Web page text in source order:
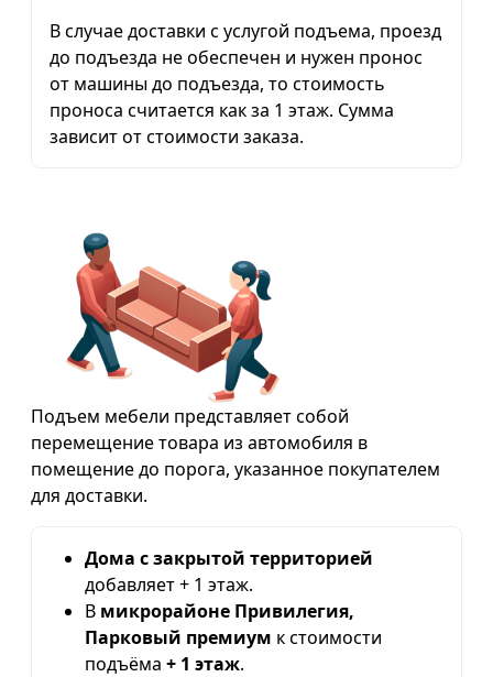
В случае доставки с услугой подъема, проезд
до подъезда не обеспечен и нужен пронос
от машины до подъезда, то стоимость
проноса считается как за 1 этаж. Сумма
зависит от стоимости заказа.
Подъем мебели представляет собой
перемещение товара из автомобиля в
помещение до порога, указанное покупателем
для доставки.
Дома с закрытой территорией
добавляет + 1 этаж.
В микрорайоне Привилегия,
Парковый премиум к стоимости
подъёма + 1 этаж.